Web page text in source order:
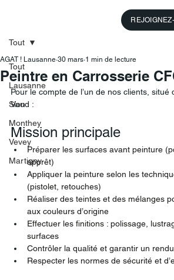
Tout
Lausanne
Sion
Monthey
Vevey
Martigny
Tout
Peintre en Carrosserie
AGAT ! Lausanne 30 mars 1 min de lecture
Pour le compte de l’un de nos clients, situé
Vaud :
Mission principale
Préparer les surfaces avant peinture
apprêt)
Appliquer la peinture selon les
(pistolet, retouches)
Réaliser des teintes et des mélanges
aux couleurs d’origine
Effectuer les finitions : polissage,
surfaces
Contrôler la qualité et garantir un
Respecter les normes de sécurité et